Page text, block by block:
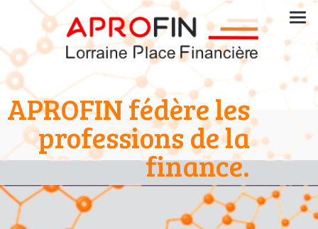
APROFIN fédère les
professions de la
finance.